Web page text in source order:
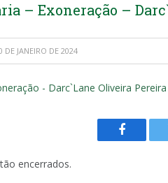
– Exoneração –
DE JANEIRO DE 2024
- Darc`Lane Oliveira Pereira
encerrados.